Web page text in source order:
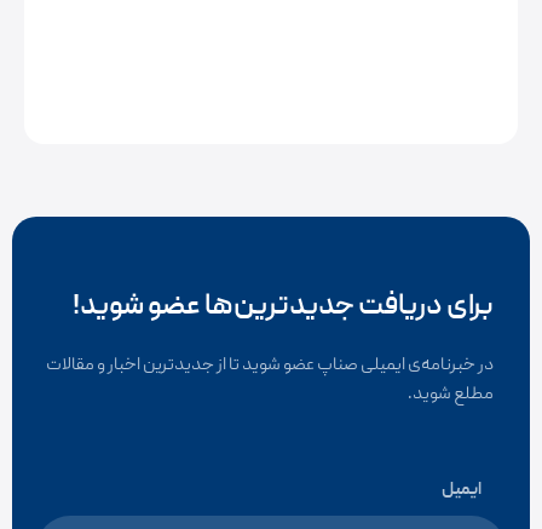
برای دریافت جدیدترین‌ها عضو شوید!
در خبرنامه‌ی ایمیلی صناپ عضو شوید تا از جدیدترین اخبار و مقالات
مطلع شوید.
ایمیل